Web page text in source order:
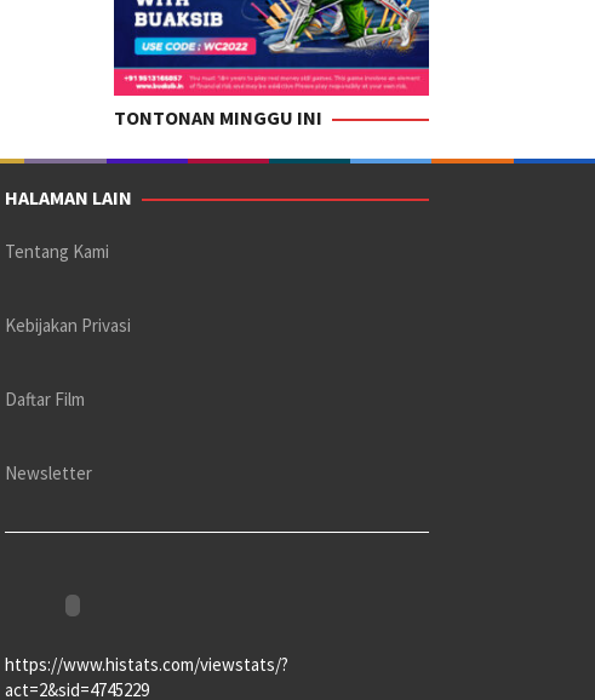
TONTONAN MINGGU INI
HALAMAN LAIN
Tentang Kami
Kebijakan Privasi
Daftar Film
Newsletter
https://www.histats.com/viewstats/?
act=2&sid=4745229